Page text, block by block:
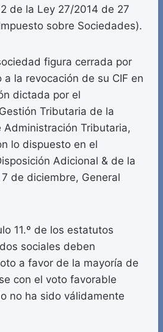
de la Ley 27/2014 de 27
sobre Sociedades).
figura cerrada por
la revocación de su CIF en
dictada por el
Tributaria de la
Administración Tributaria,
lo dispuesto en el
Adicional & de la
de diciembre, General
11.º de los estatutos
sociales deben
a favor de la mayoría de
con el voto favorable
no ha sido válidamente